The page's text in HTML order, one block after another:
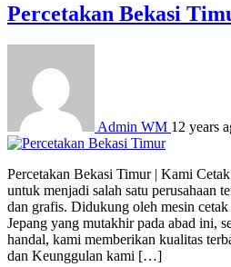
Percetakan Bekasi
Admin WM 12 years
Percetakan Bekasi Timur | Kami
untuk menjadi salah satu perusahaan
dan grafis. Didukung oleh mesin
Jepang yang mutakhir pada abad ini,
handal, kami memberikan kualitas
dan Keunggulan kami […]